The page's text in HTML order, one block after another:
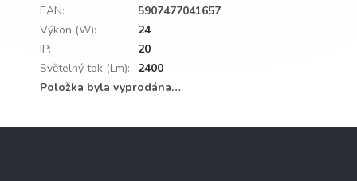
EAN:
5907477041657
Výkon (W):
24
IP:
20
Světelný tok (Lm):
2400
Položka byla vyprodána…